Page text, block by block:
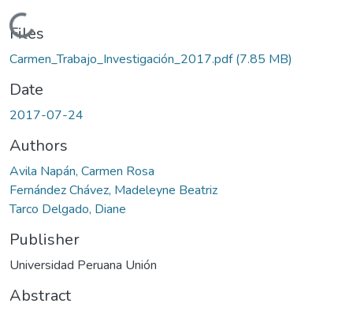
Loading...
Files
Carmen_Trabajo_Investigación_2017.pdf(7.85 MB)
Date
2017-07-24
Authors
Avila Napán, Carmen Rosa
Fernández Chávez, Madeleyne Beatriz
Tarco Delgado, Diane
Publisher
Universidad Peruana Unión
Abstract